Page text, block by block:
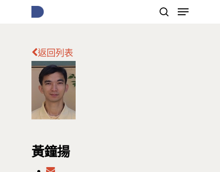
按下Enter開始搜尋，或Esc關閉跳窗
返回列表
黃鐘揚